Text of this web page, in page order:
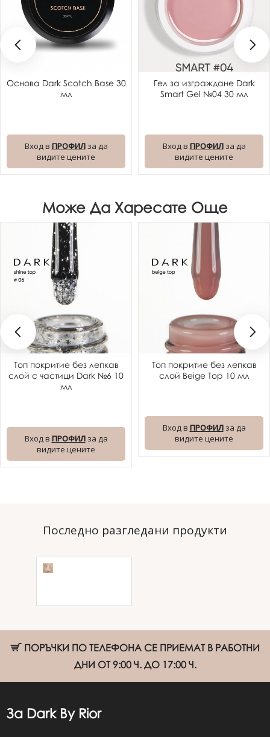
Основа Dark Scotch Base 30
мл
Вход в ПРОФИЛза да
видите цените
Гел за изграждане Dark
Smart Gel №04 30 мл
Вход в ПРОФИЛза да
видите цените
Може Да Харесате Още
Топ покритие без лепкав
слой с частици Dark №6 10
мл
Вход в ПРОФИЛза да
видите цените
Топ покритие без лепкав
слой Beige Top 10 мл
Вход в ПРОФИЛза да
видите цените
Последно разгледани продукти
ПОРЪЧКИ ПО ТЕЛЕФОНА СЕ ПРИЕМАТ В РАБОТНИ
ДНИ ОТ 9:00 Ч. ДО 17:00 Ч.
За Dark By Rior